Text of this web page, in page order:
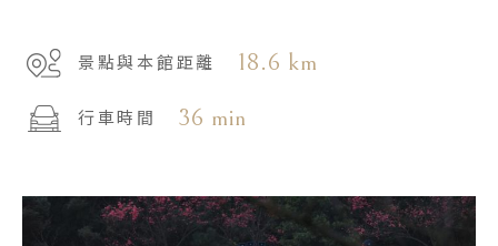
景點與本館距離 18.6 km
行車時間 36 min